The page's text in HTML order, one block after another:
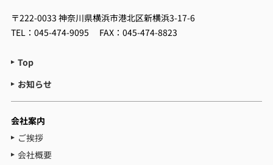
〒222-0033 神奈川県横浜市港北区新横浜3-17-6
TEL：045-474-9095
FAX：045-474-8823
Top
お知らせ
会社案内
ご挨拶
会社概要